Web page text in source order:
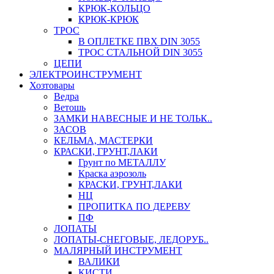
КРЮК-КОЛЬЦО
КРЮК-КРЮК
ТРОС
В ОПЛЕТКЕ ПВХ DIN 3055
ТРОС СТАЛЬНОЙ DIN 3055
ЦЕПИ
ЭЛЕКТРОИНСТРУМЕНТ
Хозтовары
Ведра
Ветошь
ЗАМКИ НАВЕСНЫЕ И НЕ ТОЛЬК..
ЗАСОВ
КЕЛЬМА, МАСТЕРКИ
КРАСКИ, ГРУНТ,ЛАКИ
Грунт по МЕТАЛЛУ
Краска аэрозоль
КРАСКИ, ГРУНТ,ЛАКИ
НЦ
ПРОПИТКА ПО ДЕРЕВУ
ПФ
ЛОПАТЫ
ЛОПАТЫ-СНЕГОВЫЕ, ЛЕДОРУБ..
МАЛЯРНЫЙ ИНСТРУМЕНТ
ВАЛИКИ